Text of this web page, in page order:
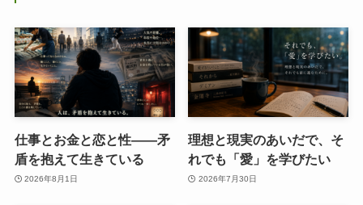
仕事とお金と恋と性——矛
盾を抱えて生きている
2026年8月1日
理想と現実のあいだで、そ
れでも「愛」を学びたい
2026年7月30日